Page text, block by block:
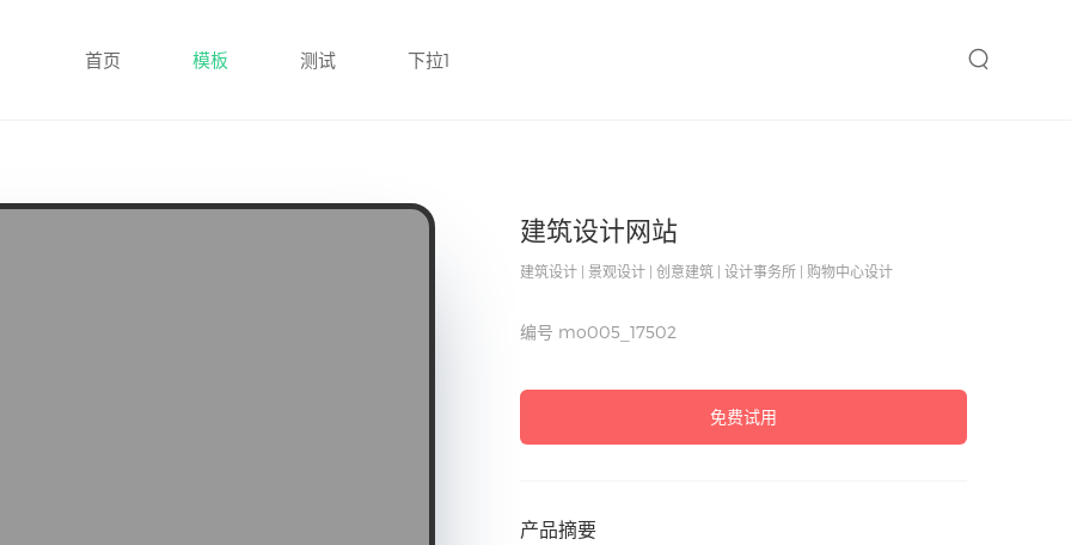
首页 模板 测试 下拉1
建筑设计网站
建筑设计 | 景观设计 | 创意建筑 | 设计事务所 | 购物中心设计
编号 mo005_17502
免费试用
产品摘要